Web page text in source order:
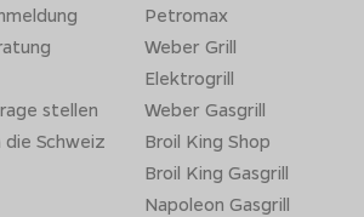
Der Grillfürst Independence Smart
top
grammgenauen Gasflaschenwaage
Smartphone-App den aktuellen
stellen
Schweiz
Petromax
Weber Grill
Elektrogrill
Weber Gasgrill
Broil King Shop
Broil King Gasgrill
Napoleon Gasgrill